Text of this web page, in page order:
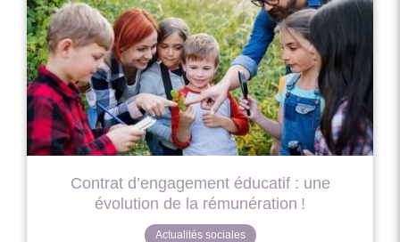
Contrat d’engagement éducatif : une
évolution de la rémunération !
Actualités sociales